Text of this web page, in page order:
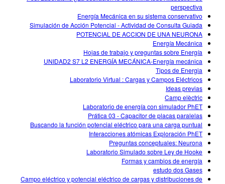
perspectiva
Energía Mecánica en su sistema conservativo
Simulación de Acción Potencial - Actividad de Consulta Guiada
POTENCIAL DE ACCION DE UNA NEURONA
Energía Mecánica
Hojas de trabajo y preguntas sobre Energía
UNIDAD2 S7 L2 ENERGÍA MECÁNICA-Energía mecánica
Tipos de Energia
Laboratorio Virtual : Cargas y Campos Eléctricos
Ideas previas
Camp elèctric
Laboratorio de energía con simulador PhET
Prática 03 - Capacitor de placas paralelas
Buscando la función potencial eléctrico para una carga puntual
Interacciones atómicas Exploración PhET
Preguntas conceptuales: Neurona
Laboratorio Simulado sobre Ley de Hooke
Formas y cambios de energía
estudo dos Gases
Campo eléctrico y potencial eléctrico de cargas y distribuciones de